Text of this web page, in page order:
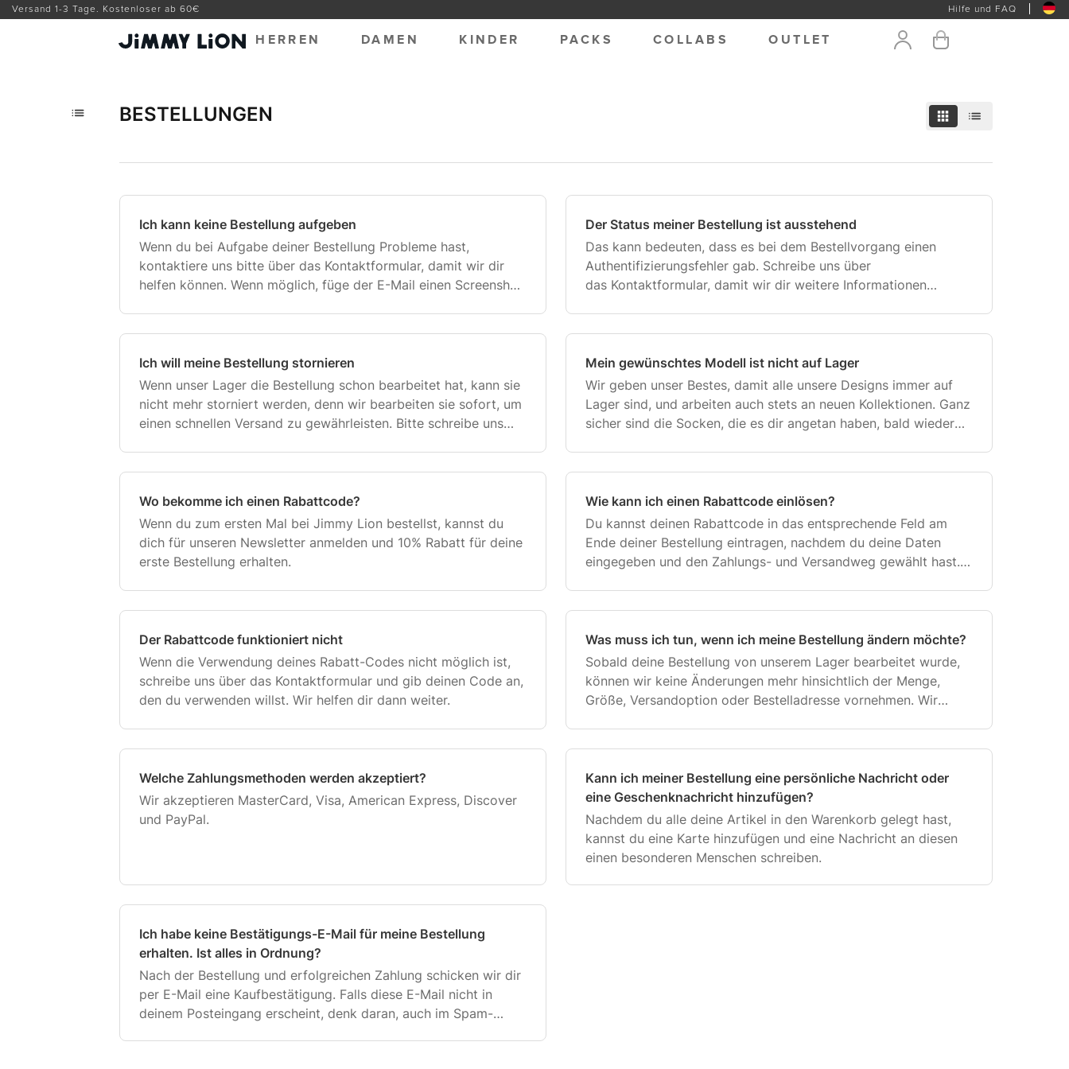
Versand 1-3 Tage. Kostenloser ab 60€ Hilfe und FAQ
HERREN DAMEN KINDER PACKS COLLABS OUTLET
Alle Artikel BESTELLUNGEN
BESTELLUNGEN
Ich kann keine Bestellung aufgeben
Wenn du bei Aufgabe deiner Bestellung Probleme hast,
kontaktiere uns bitte über das Kontaktformular, damit wir dir
helfen können. Wenn möglich, füge der E-Mail einen Screenshot
Der Status meiner Bestellung ist ausstehend
Das kann bedeuten, dass es bei dem Bestellvorgang einen
Authentifizierungsfehler gab. Schreibe uns über
das Kontaktformular, damit wir dir weitere Informationen
Ich will meine Bestellung stornieren
Wenn unser Lager die Bestellung schon bearbeitet hat, kann sie
nicht mehr storniert werden, denn wir bearbeiten sie sofort, um
einen schnellen Versand zu gewährleisten. Bitte schreibe uns
Mein gewünschtes Modell ist nicht auf Lager
Wir geben unser Bestes, damit alle unsere Designs immer auf
Lager sind, und arbeiten auch stets an neuen Kollektionen. Ganz
sicher sind die Socken, die es dir angetan haben, bald wieder
Wo bekomme ich einen Rabattcode?
Wenn du zum ersten Mal bei Jimmy Lion bestellst, kannst du
dich für unseren Newsletter anmelden und 10% Rabatt für deine
erste Bestellung erhalten.
Wie kann ich einen Rabattcode einlösen?
Du kannst deinen Rabattcode in das entsprechende Feld am
Ende deiner Bestellung eintragen, nachdem du deine Daten
eingegeben und den Zahlungs- und Versandweg gewählt hast.
Der Rabattcode funktioniert nicht
Wenn die Verwendung deines Rabatt-Codes nicht möglich ist,
schreibe uns über das Kontaktformular und gib deinen Code an,
den du verwenden willst. Wir helfen dir dann weiter.
Was muss ich tun, wenn ich meine Bestellung ändern möchte?
Sobald deine Bestellung von unserem Lager bearbeitet wurde,
können wir keine Änderungen mehr hinsichtlich der Menge,
Größe, Versandoption oder Bestelladresse vornehmen. Wir
Welche Zahlungsmethoden werden akzeptiert?
Wir akzeptieren MasterCard, Visa, American Express, Discover
und PayPal.
Kann ich meiner Bestellung eine persönliche Nachricht oder
eine Geschenknachricht hinzufügen?
Nachdem du alle deine Artikel in den Warenkorb gelegt hast,
kannst du eine Karte hinzufügen und eine Nachricht an diesen
einen besonderen Menschen schreiben.
Ich habe keine Bestätigungs-E-Mail für meine Bestellung
erhalten. Ist alles in Ordnung?
Nach der Bestellung und erfolgreichen Zahlung schicken wir dir
per E-Mail eine Kaufbestätigung. Falls diese E-Mail nicht in
deinem Posteingang erscheint, denk daran, auch im Spam-